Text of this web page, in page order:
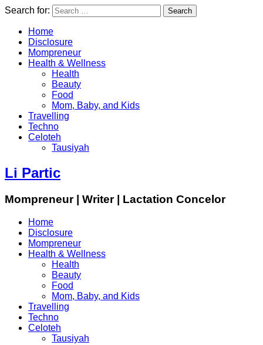
Search for:
Home
Disclosure
Mompreneur
Health & Wellness
Health
Beauty
Food
Mom, Baby, and Kids
Travelling
Techno
Celoteh
Tausiyah
Li Partic
Mompreneur | Writer | Lactation Concelor
Home
Disclosure
Mompreneur
Health & Wellness
Health
Beauty
Food
Mom, Baby, and Kids
Travelling
Techno
Celoteh
Tausiyah